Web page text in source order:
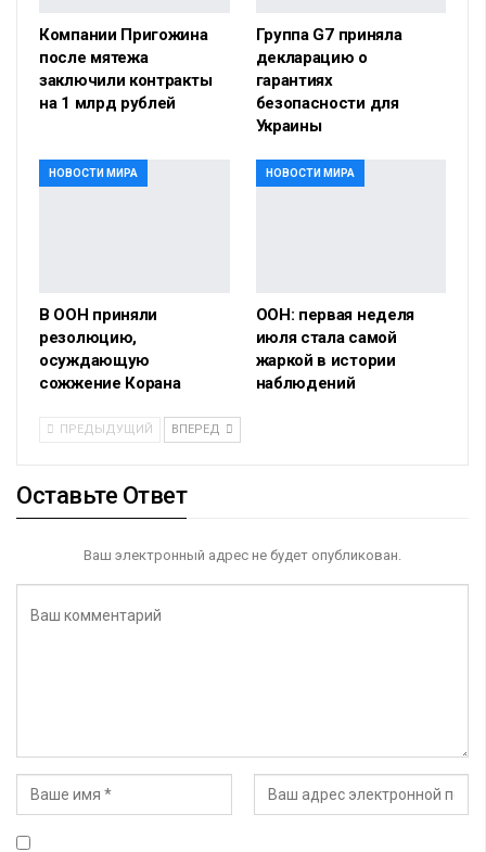
Компании Пригожина
после мятежа
заключили контракты
на 1 млрд рублей
Группа G7 приняла
декларацию о
гарантиях
безопасности для
Украины
НОВОСТИ МИРА
В ООН приняли
резолюцию,
осуждающую
сожжение Корана
НОВОСТИ МИРА
ООН: первая неделя
июля стала самой
жаркой в истории
наблюдений
ПРЕДЫДУЩИЙ ВПЕРЕД
Оставьте Ответ
Ваш электронный адрес не будет опубликован.